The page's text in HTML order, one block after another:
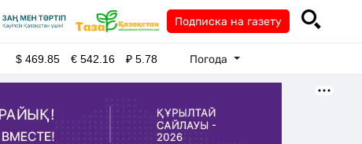
Подписка на газету
$469.85 €542.16 ₽5.78 Погода